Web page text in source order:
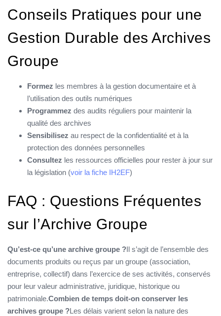
Conseils Pratiques pour une
Gestion Durable des Archives
Groupe
Formez les membres à la gestion documentaire et à
l’utilisation des outils numériques
Programmez des audits réguliers pour maintenir la
qualité des archives
Sensibilisez au respect de la confidentialité et à la
protection des données personnelles
Consultez les ressources officielles pour rester à jour sur
la législation (voir la fiche IH2EF)
FAQ : Questions Fréquentes
sur l’Archive Groupe
Qu’est-ce qu’une archive groupe ?Il s’agit de l’ensemble des
documents produits ou reçus par un groupe (association,
entreprise, collectif) dans l’exercice de ses activités, conservés
pour leur valeur administrative, juridique, historique ou
patrimoniale.Combien de temps doit-on conserver les
archives groupe ?Les délais varient selon la nature des